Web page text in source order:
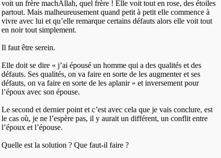
voit un frère machAllah, quel frère ! Elle voit tout en rose, des étoiles
partout. Mais malheureusement quand petit à petit elle commence à
vivre avec lui et qu’elle remarque certains défauts alors elle voit tout
en noir tout simplement.
Il faut être serein.
Elle doit se dire « j’ai épousé un homme qui a des qualités et des
défauts. Ses qualités, on va faire en sorte de les augmenter et ses
défauts, on va faire en sorte de les aplanir » et inversement pour
l’époux avec son épouse.
Le second et dernier point et c’est avec cela que je vais conclure, est
le cas où, je ne l’espère pas, il y aurait un différent, un conflit entre
l’époux et l’épouse.
Quelle est la solution ? Que faut-il faire ?